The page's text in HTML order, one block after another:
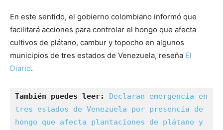
En este sentido, el gobierno colombiano informó que
facilitará acciones para controlar el hongo que afecta
cultivos de plátano, cambur y topocho en algunos
municipios de tres estados de Venezuela, reseña El
Diario.
También puedes leer:
Declaran emergencia en
tres estados de Venezuela por presencia de
hongo que afecta plantaciones de plátano y